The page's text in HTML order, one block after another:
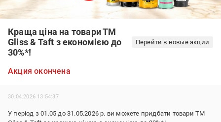
Краща ціна на товари ТМ
Gliss & Taft з економією до
30%*!
Перейти в новые акции
Акция окончена
30.04.2026 13:54:37
У період з 01.05 до 31.05.2026 р. ви можете придбати товари ТМ